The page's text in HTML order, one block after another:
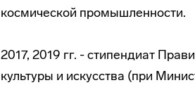
космической промышленности.
2017, 2019 гг. - стипендиат
культуры и искусства (при